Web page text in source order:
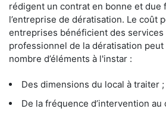
rédigent un contrat en bonne et due
l’entreprise de dératisation. Le coût
entreprises bénéficient des
professionnel de la dératisation
nombre d’éléments à l'instar :
Des dimensions du local à traiter ;
De la fréquence d’intervention au